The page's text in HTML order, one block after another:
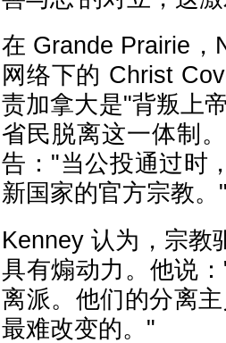
在 Grande Prairie，
网络下的 Christ
责加拿大是"背叛上
省民脱离这一体制
告："当公投通过时
新国家的官方宗教。"
Kenney 认为，宗教
具有煽动力。他说
离派。他们的分离
最难改变的。"